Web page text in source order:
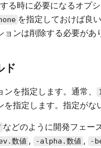
る時に必要になるオプ
を指定しておけば良
ンは削除する必要があ
ド
を指定します。通常、
を指定します。指定がな
などのように開発フェー
数値 , -alpha.数値 , -